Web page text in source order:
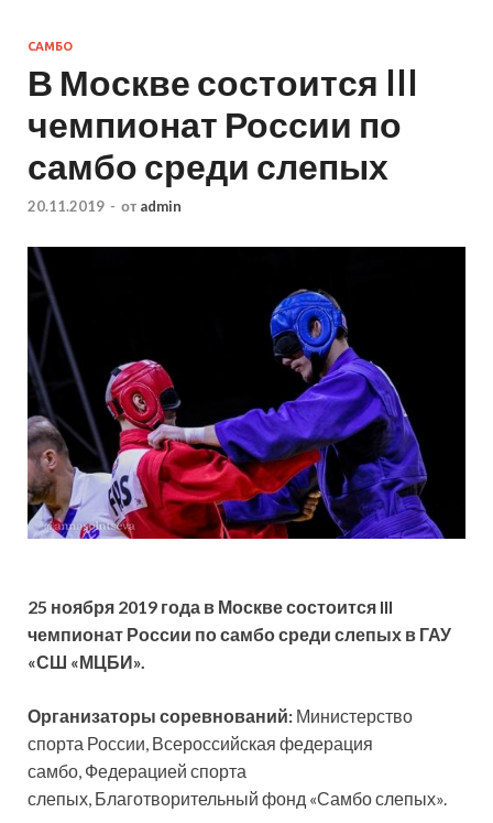
САМБО
В Москве состоится III
чемпионат России по
самбо среди слепых
20.11.2019 - от admin
25 ноября 2019 года в Москве состоится III
чемпионат России по самбо среди слепых в ГАУ
«СШ «МЦБИ».
Организаторы соревнований: Министерство
спорта России, Всероссийская федерация
самбо, Федерацией спорта
слепых, Благотворительный фонд «Самбо слепых».